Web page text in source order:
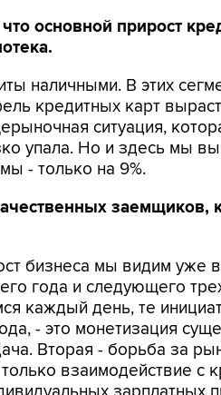
основной прирост
наличными. В этих
кредитных карт
ситуация,
упала. Но и здесь мы
- только на 9%.
заемщиков,
бизнеса мы видим уже
года и следующего
каждый день, те
- это монетизация
Вторая - борьба за
взаимодействие с